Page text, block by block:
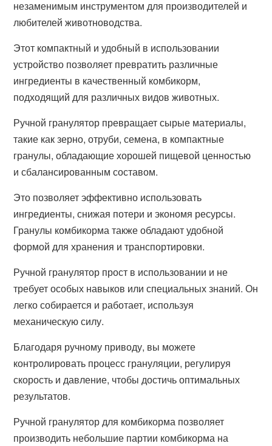
незаменимым инструментом для производителей и
любителей животноводства.
Этот компактный и удобный в использовании
устройство позволяет превратить различные
ингредиенты в качественный комбикорм,
подходящий для различных видов животных.
Ручной гранулятор превращает сырые материалы,
такие как зерно, отруби, семена, в компактные
гранулы, обладающие хорошей пищевой ценностью
и сбалансированным составом.
Это позволяет эффективно использовать
ингредиенты, снижая потери и экономя ресурсы.
Гранулы комбикорма также обладают удобной
формой для хранения и транспортировки.
Ручной гранулятор прост в использовании и не
требует особых навыков или специальных знаний. Он
легко собирается и работает, используя
механическую силу.
Благодаря ручному приводу, вы можете
контролировать процесс грануляции, регулируя
скорость и давление, чтобы достичь оптимальных
результатов.
Ручной гранулятор для комбикорма позволяет
производить небольшие партии комбикорма на